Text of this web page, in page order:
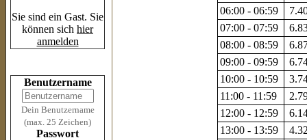
Sie sind ein Gast. Sie
können sich hier
anmelden
Benutzername
Dein Benutzername
(max. 25 Zeichen)
Passwort
06:00 - 06:59
07:00 - 07:59
08:00 - 08:59
09:00 - 09:59
10:00 - 10:59
11:00 - 11:59
12:00 - 12:59
13:00 - 13:59